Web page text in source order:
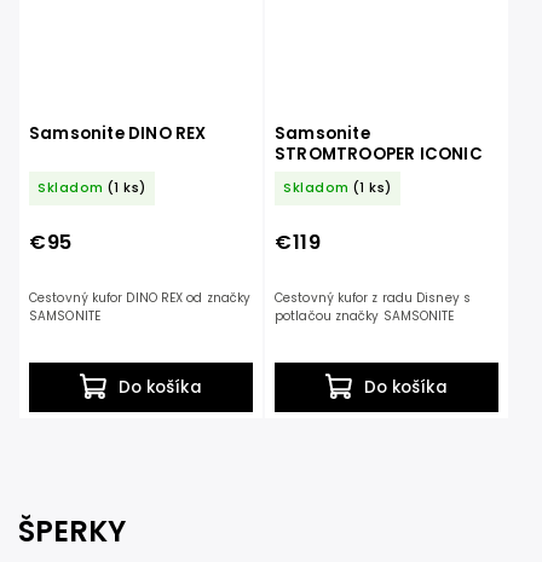
Samsonite DINO REX
Skladom (1 ks)
€95
Do košíka
Cestovný kufor DINO REX od značky
SAMSONITE
Samsonite
STROMTROOPER ICONIC
Skladom (1 ks)
€119
Do košíka
Cestovný kufor z radu Disney s
potlačou značky SAMSONITE
ŠPERKY